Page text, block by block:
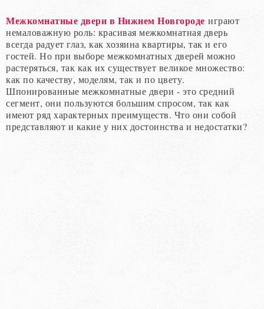
Межкомнатные двери в Нижнем Новгороде играют
немаловажную роль: красивая межкомнатная дверь
всегда радует глаз, как хозяина квартиры, так и его
гостей. Но при выборе межкомнатных дверей можно
растеряться, так как их существует великое множество:
как по качеству, моделям, так и по цвету.
Шпонированные межкомнатные двери - это средний
сегмент, они пользуются большим спросом, так как
имеют ряд характерных преимуществ. Что они собой
представляют и какие у них достоинства и недостатки?